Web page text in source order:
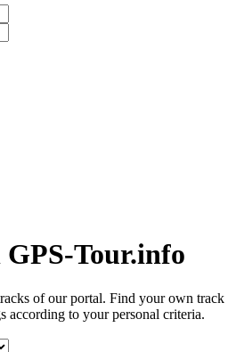
Tour.info
of our portal. Find your own track
according to your personal criteria.